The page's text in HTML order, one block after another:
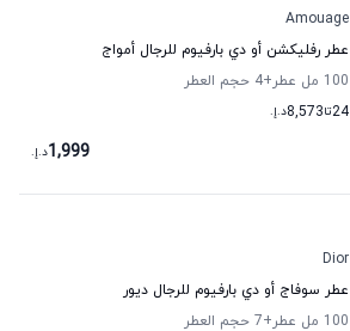
Amouage
عطر رفليكشن أو دي بارفيوم للرجال أمواج
100 مل عطر
+4
حجم العطر
24تا8,573د.إ.
1,999د.إ.
Dior
عطر سوفاج أو دي بارفيوم للرجال ديور
100 مل عطر
+7
حجم العطر